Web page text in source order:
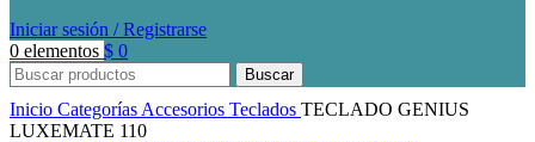
Iniciar sesión / Registrarse
0 elementos $ 0
Buscar
Inicio Categorías Accesorios Teclados TECLADO GENIUS
LUXEMATE 110